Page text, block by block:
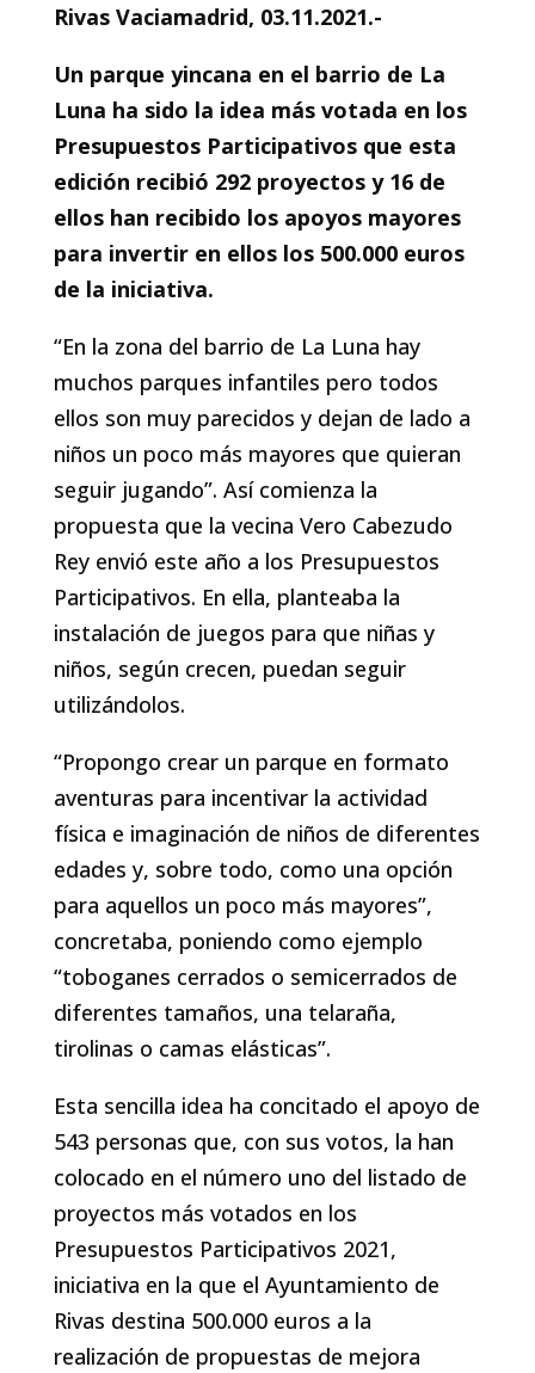
Rivas Vaciamadrid, 03.11.2021.-
Un parque yincana en el barrio de La
Luna ha sido la idea más votada en los
Presupuestos Participativos que esta
edición recibió 292 proyectos y 16 de
ellos han recibido los apoyos mayores
para invertir en ellos los 500.000 euros
de la iniciativa.
“En la zona del barrio de La Luna hay
muchos parques infantiles pero todos
ellos son muy parecidos y dejan de lado a
niños un poco más mayores que quieran
seguir jugando”. Así comienza la
propuesta que la vecina Vero Cabezudo
Rey envió este año a los Presupuestos
Participativos. En ella, planteaba la
instalación de juegos para que niñas y
niños, según crecen, puedan seguir
utilizándolos.
“Propongo crear un parque en formato
aventuras para incentivar la actividad
física e imaginación de niños de diferentes
edades y, sobre todo, como una opción
para aquellos un poco más mayores”,
concretaba, poniendo como ejemplo
“toboganes cerrados o semicerrados de
diferentes tamaños, una telaraña,
tirolinas o camas elásticas”.
Esta sencilla idea ha concitado el apoyo de
543 personas que, con sus votos, la han
colocado en el número uno del listado de
proyectos más votados en los
Presupuestos Participativos 2021,
iniciativa en la que el Ayuntamiento de
Rivas destina 500.000 euros a la
realización de propuestas de mejora